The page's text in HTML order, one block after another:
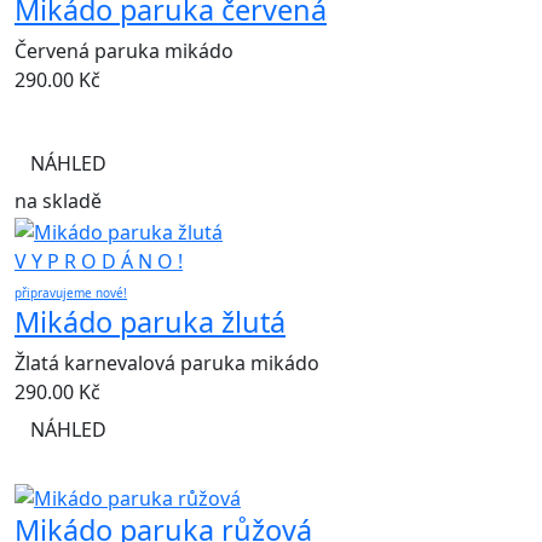
Mikádo paruka červená
Červená paruka mikádo
290.00 Kč
NÁHLED
na skladě
V Y P R O D Á N O !
připravujeme nové!
Mikádo paruka žlutá
Žlatá karnevalová paruka mikádo
290.00 Kč
NÁHLED
Mikádo paruka růžová